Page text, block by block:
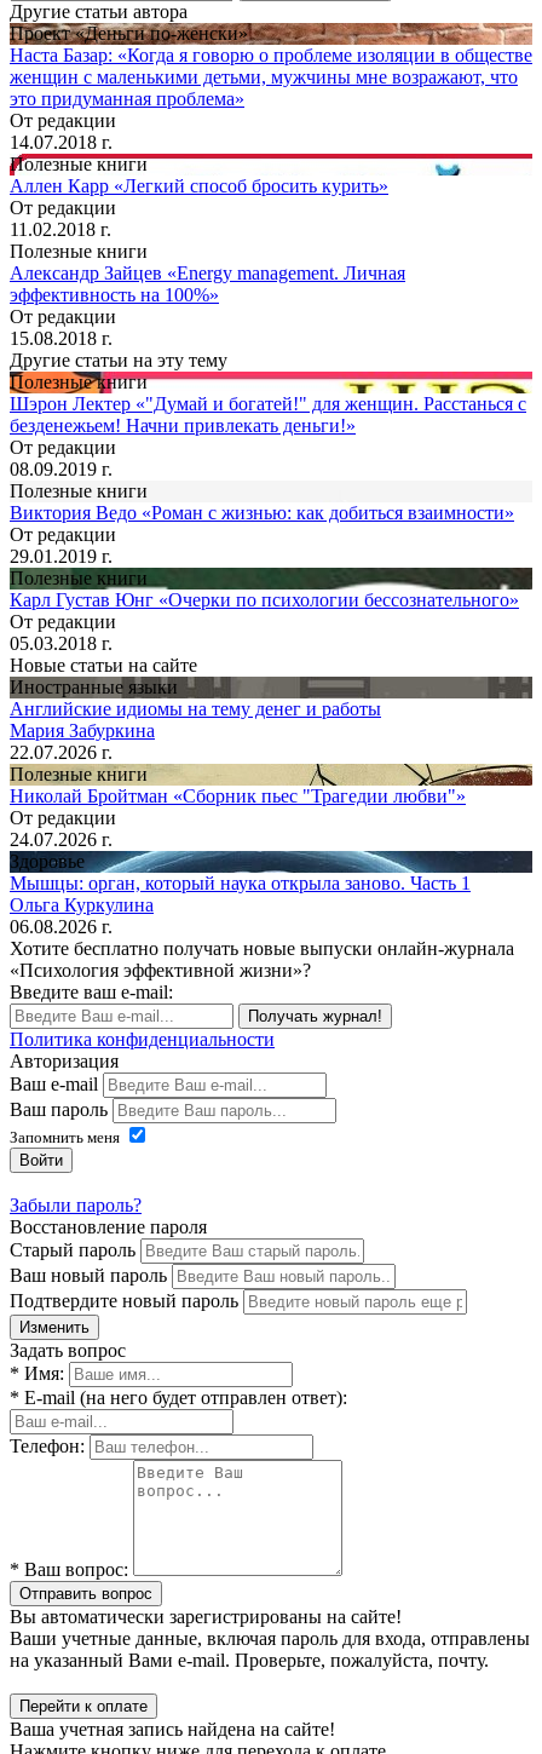
Другие статьи автора
Проект «Деньги по-женски»
Наста Базар: «Когда я говорю о проблеме изоляции в обществе
женщин с маленькими детьми, мужчины мне возражают, что
это придуманная проблема»
От редакции
14.07.2018 г.
Полезные книги
Аллен Карр «Легкий способ бросить курить»
От редакции
11.02.2018 г.
Полезные книги
Александр Зайцев «Energy management. Личная
эффективность на 100%»
От редакции
15.08.2018 г.
Другие статьи на эту тему
Полезные книги
Шэрон Лектер «"Думай и богатей!" для женщин. Расстанься с
безденежьем! Начни привлекать деньги!»
От редакции
08.09.2019 г.
Полезные книги
Виктория Ведо «Роман с жизнью: как добиться взаимности»
От редакции
29.01.2019 г.
Полезные книги
Карл Густав Юнг «Очерки по психологии бессознательного»
От редакции
05.03.2018 г.
Новые статьи на сайте
Иностранные языки
Английские идиомы на тему денег и работы
Мария Забуркина
22.07.2026 г.
Полезные книги
Николай Бройтман «Сборник пьес "Трагедии любви"»
От редакции
24.07.2026 г.
Здоровье
Мышцы: орган, который наука открыла заново. Часть 1
Ольга Куркулина
06.08.2026 г.
Хотите бесплатно получать новые выпуски онлайн-журнала
«Психология эффективной жизни»?
Введите ваш e-mail:
Получать журнал!
Политика конфиденциальности
Авторизация
Ваш e-mail
Ваш пароль
Запомнить меня
Войти
Забыли пароль?
Восстановление пароля
Старый пароль
Ваш новый пароль
Подтвердите новый пароль
Изменить
Задать вопрос
* Имя:
* E-mail (на него будет отправлен ответ):
Телефон:
* Ваш вопрос:
Отправить вопрос
Вы автоматически зарегистрированы на сайте!
Ваши учетные данные, включая пароль для входа, отправлены
на указанный Вами e-mail. Проверьте, пожалуйста, почту.
Перейти к оплате
Ваша учетная запись найдена на сайте!